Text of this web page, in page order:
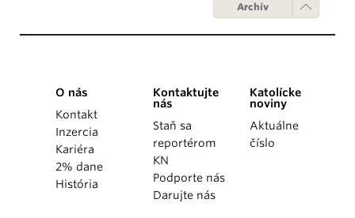
Archív
O nás
Kontakt
Inzercia
Kariéra
2% dane
História
Kontaktujte
nás
Staň sa
reportérom
KN
Podporte nás
Darujte nás
Katolícke
noviny
Aktuálne
číslo